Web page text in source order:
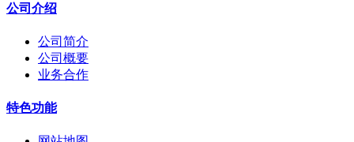
公司介绍
公司简介
公司概要
业务合作
特色功能